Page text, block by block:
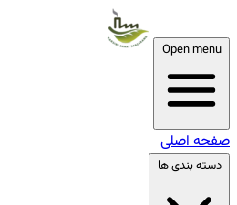
Open menu
صفحه اصلی
دسته بندی ها